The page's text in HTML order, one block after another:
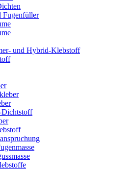
Fugenfüller
und Hybrid-Klebstoff
Dichtstoff